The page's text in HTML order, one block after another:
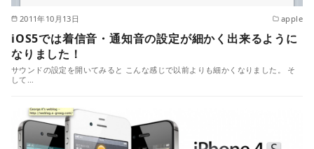
2011年10月13日 apple
iOS5では着信音・通知音の設定が細かく出来るように
なりました！
サウンドの設定を開いてみると こんな感じで以前よりも細かくなりました。 そ
して…